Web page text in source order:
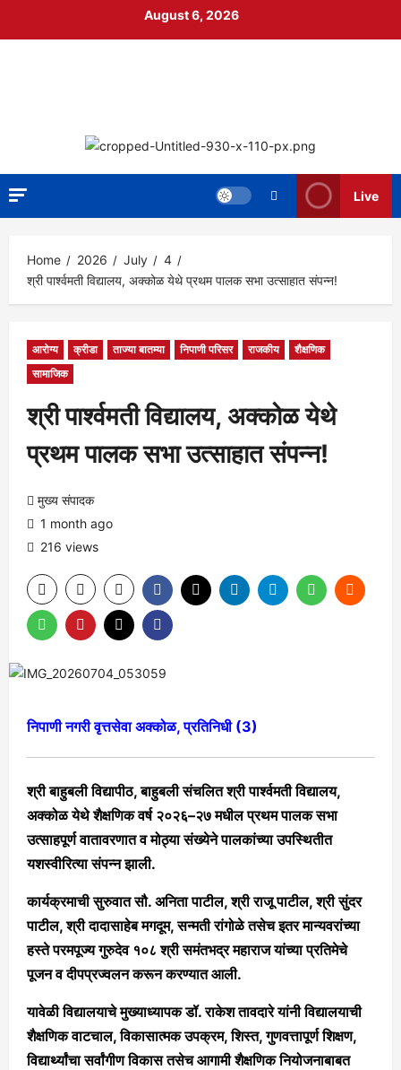
August 6, 2026
Live
Home 2026 July
4
श्री पार्श्वमती विद्यालय, अक्कोळ येथे प्रथम पालक सभा उत्साहात संपन्न!
आरोग्य क्रीडा ताज्या बातम्या निपाणी परिसर राजकीय
शैक्षणिक
सामाजिक
श्री पार्श्वमती विद्यालय, अक्कोळ येथे
प्रथम पालक सभा उत्साहात संपन्न!
मुख्य संपादक
1 month ago
216 views
निपाणी नगरी वृत्तसेवा अक्कोळ, प्रतिनिधी (3)
श्री बाहुबली विद्यापीठ, बाहुबली संचलित श्री पार्श्वमती विद्यालय,
अक्कोळ येथे शैक्षणिक वर्ष २०२६–२७ मधील प्रथम पालक सभा
उत्साहपूर्ण वातावरणात व मोठ्या संख्येने पालकांच्या उपस्थितीत
यशस्वीरित्या संपन्न झाली.
कार्यक्रमाची सुरुवात सौ. अनिता पाटील, श्री राजू पाटील, श्री सुंदर
पाटील, श्री दादासाहेब मगदूम, सन्मती रांगोळे तसेच इतर मान्यवरांच्या
हस्ते परमपूज्य गुरुदेव १०८ श्री समंतभद्र महाराज यांच्या प्रतिमेचे
पूजन व दीपप्रज्वलन करून करण्यात आली.
यावेळी विद्यालयाचे मुख्याध्यापक डॉ. राकेश तावदारे यांनी विद्यालयाची
शैक्षणिक वाटचाल, विकासात्मक उपक्रम, शिस्त, गुणवत्तापूर्ण शिक्षण,
विद्यार्थ्यांचा सर्वांगीण विकास तसेच आगामी शैक्षणिक नियोजनाबाबत